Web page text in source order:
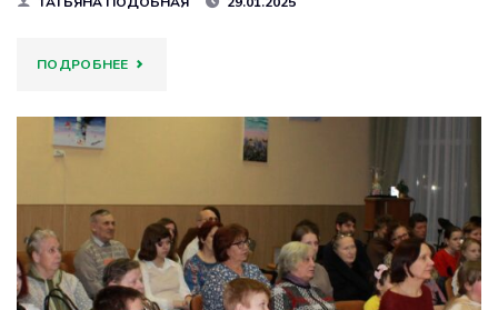
ПОДРОБНЕЕ"ПОДРОСТКИ
ПРИНИМАТЬ
ДРУГ